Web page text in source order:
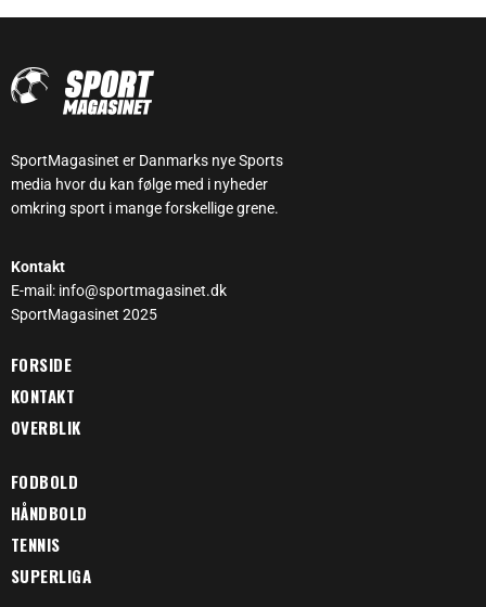
SportMagasinet er Danmarks nye Sports
media hvor du kan følge med i nyheder
omkring sport i mange forskellige grene.
Kontakt
E-mail: info@sportmagasinet.dk
SportMagasinet 2025
FORSIDE
KONTAKT
OVERBLIK
FODBOLD
HÅNDBOLD
TENNIS
SUPERLIGA